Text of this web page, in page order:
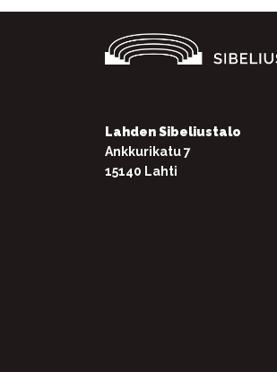
Lahden Sibeliustalo
Ankkurikatu 7
15140 Lahti